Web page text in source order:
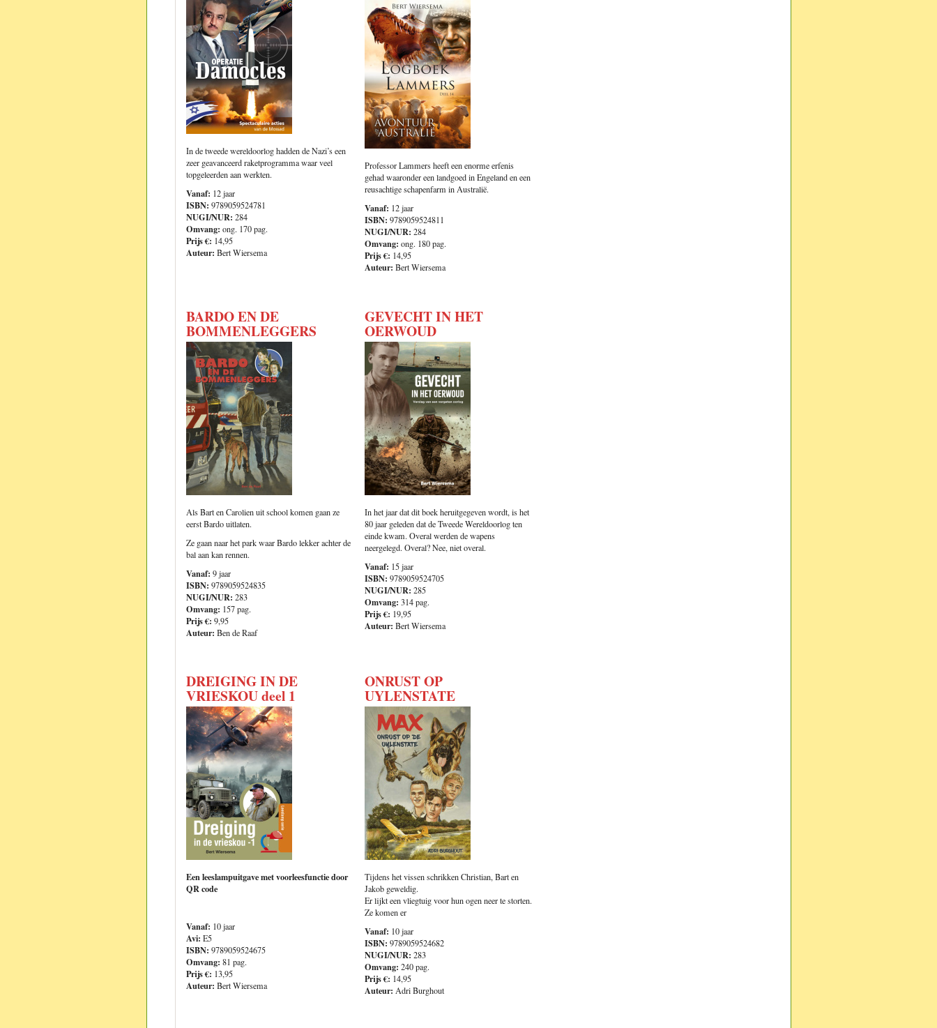
In de tweede wereldoorlog hadden de Nazi’s een
zeer geavanceerd raketprogramma waar veel
topgeleerden aan werkten.
Vanaf: 12 jaar
ISBN: 9789059524781
NUGI/NUR: 284
Omvang: ong. 170 pag.
Prijs €: 14,95
Auteur: Bert Wiersema
Professor Lammers heeft een enorme erfenis
gehad waaronder een landgoed in Engeland en een
reusachtige schapenfarm in Australië.
Vanaf: 12 jaar
ISBN: 9789059524811
NUGI/NUR: 284
Omvang: ong. 180 pag.
Prijs €: 14,95
Auteur: Bert Wiersema
BARDO EN DE
BOMMENLEGGERS
Als Bart en Carolien uit school komen gaan ze
eerst Bardo uitlaten.
Ze gaan naar het park waar Bardo lekker achter de
bal aan kan rennen.
Vanaf: 9 jaar
ISBN: 9789059524835
NUGI/NUR: 283
Omvang: 157 pag.
Prijs €: 9,95
Auteur: Ben de Raaf
GEVECHT IN HET
OERWOUD
In het jaar dat dit boek heruitgegeven wordt, is het
80 jaar geleden dat de Tweede Wereldoorlog ten
einde kwam. Overal werden de wapens
neergelegd. Overal? Nee, niet overal.
Vanaf: 15 jaar
ISBN: 9789059524705
NUGI/NUR: 285
Omvang: 314 pag.
Prijs €: 19,95
Auteur: Bert Wiersema
DREIGING IN DE
VRIESKOU deel 1
Een leeslampuitgave met voorleesfunctie door
QR code
Vanaf: 10 jaar
Avi: E5
ISBN: 9789059524675
Omvang: 81 pag.
Prijs €: 13,95
Auteur: Bert Wiersema
ONRUST OP
UYLENSTATE
Tijdens het vissen schrikken Christian, Bart en
Jakob geweldig.
Er lijkt een vliegtuig voor hun ogen neer te storten.
Ze komen er
Vanaf: 10 jaar
ISBN: 9789059524682
NUGI/NUR: 283
Omvang: 240 pag.
Prijs €: 14,95
Auteur: Adri Burghout